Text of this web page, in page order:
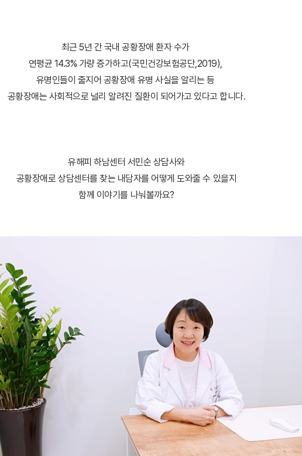
최근 5년 간 국내 공황장애 환자 수가
연평균 14.3% 가량 증가하고(국민건강보험공단,2019),
유명인들이 줄지어 공황장애 유병 사실을 알리는 등
공황장애는 사회적으로 널리 알려진 질환이 되어가고 있다고 합니다.
유해피 하남센터 서민순 상담사와
공황장애로 상담센터를 찾는 내담자를 어떻게 도와줄 수 있을지
함께 이야기를 나눠볼까요?